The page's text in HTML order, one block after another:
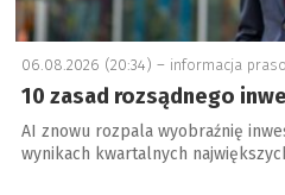
06.08.2026 (20:34) – informacja
10 zasad rozsądnego
AI znowu rozpala wyobraźnię
wynikach kwartalnych